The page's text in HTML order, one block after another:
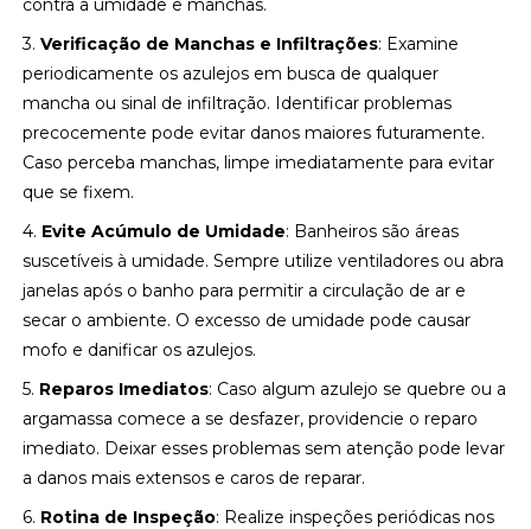
contra a umidade e manchas.
3.Verificação de Manchas e Infiltrações: Examine
periodicamente os azulejos em busca de qualquer
mancha ou sinal de infiltração. Identificar problemas
precocemente pode evitar danos maiores futuramente.
Caso perceba manchas, limpe imediatamente para evitar
que se fixem.
4. Evite Acúmulo de Umidade: Banheiros são áreas
suscetíveis à umidade. Sempre utilize ventiladores ou abra
janelas após o banho para permitir a circulação de ar e
secar o ambiente. O excesso de umidade pode causar
mofo e danificar os azulejos.
5. Reparos Imediatos: Caso algum azulejo se quebre ou a
argamassa comece a se desfazer, providencie o reparo
imediato. Deixar esses problemas sem atenção pode levar
a danos mais extensos e caros de reparar.
6. Rotina de Inspeção: Realize inspeções periódicas nos